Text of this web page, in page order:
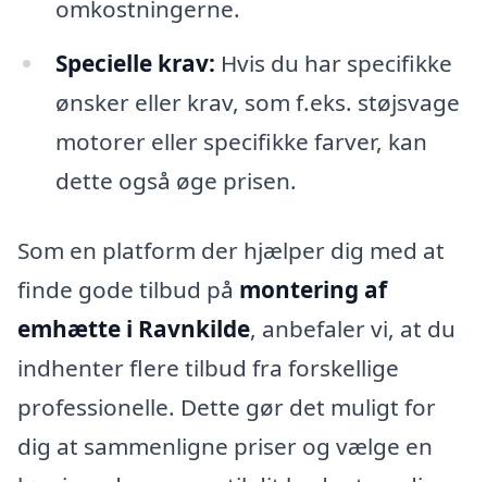
omkostningerne.
Specielle krav: Hvis du har specifikke
ønsker eller krav, som f.eks. støjsvage
motorer eller specifikke farver, kan
dette også øge prisen.
Som en platform der hjælper dig med at
finde gode tilbud på montering af
emhætte i Ravnkilde, anbefaler vi, at du
indhenter flere tilbud fra forskellige
professionelle. Dette gør det muligt for
dig at sammenligne priser og vælge en